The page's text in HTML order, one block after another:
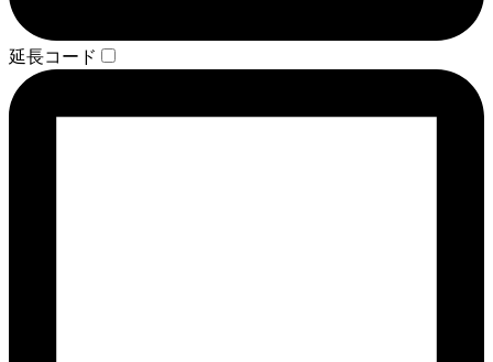
延長コード